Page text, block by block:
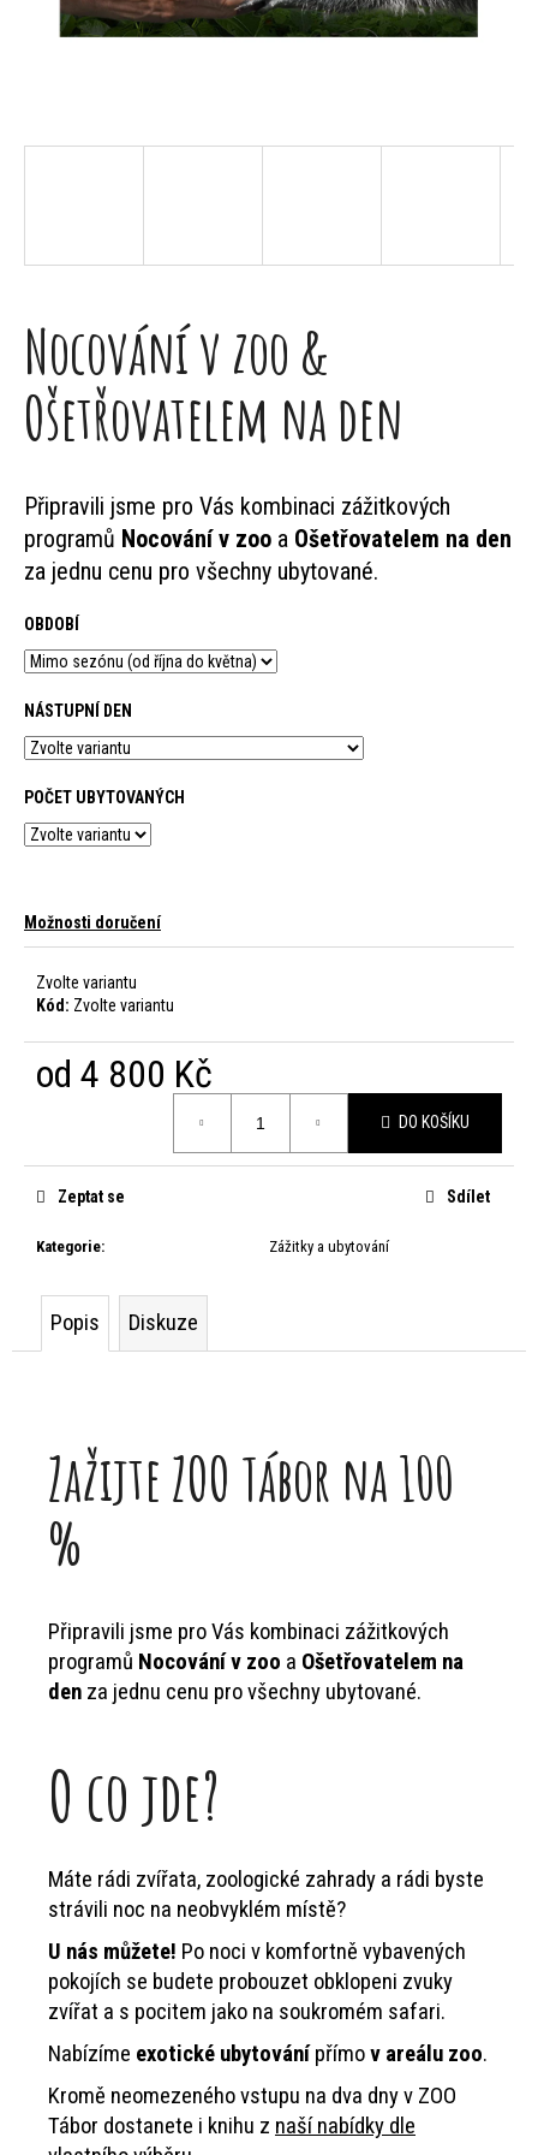
Nocování v zoo &
Ošetřovatelem na den
Připravili jsme pro Vás kombinaci zážitkových
programů Nocování v zoo a Ošetřovatelem na den
za jednu cenu pro všechny ubytované.
OBDOBÍ
NÁSTUPNÍ DEN
POČET UBYTOVANÝCH
Možnosti doručení
Zvolte variantu
Kód: Zvolte variantu
od 4 800 Kč
DO KOŠÍKU
Kategorie: Zážitky a ubytování
Zeptat se Sdílet
Popis Diskuze
Zažijte ZOO Tábor na 100
%
Připravili jsme pro Vás kombinaci zážitkových
programů Nocování v zoo a Ošetřovatelem na
den za jednu cenu pro všechny ubytované.
O co jde?
Máte rádi zvířata, zoologické zahrady a rádi byste
strávili noc na neobvyklém místě?
U nás můžete! Po noci v komfortně vybavených
pokojích se budete probouzet obklopeni zvuky
zvířat a s pocitem jako na soukromém safari.
Nabízíme exotické ubytovánípřímov areálu zoo.
Kromě neomezeného vstupu na dva dny v ZOO
Tábor dostanete i knihu z naší nabídky dle
e
a
í
t
?
HLEDAT
D
o
p
o
r
č
u
e
m